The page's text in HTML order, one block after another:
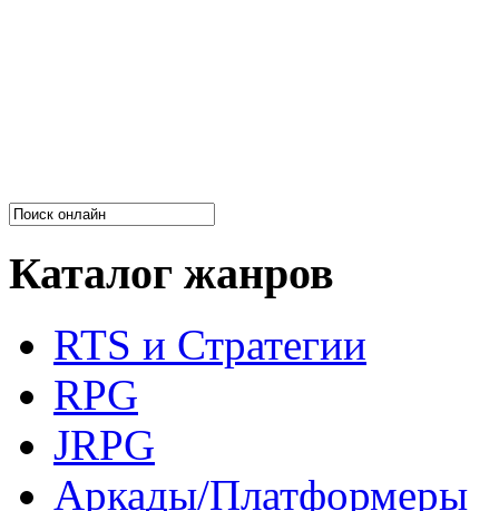
Каталог жанров
RTS и Стратегии
RPG
JRPG
Аркады/Платформеры